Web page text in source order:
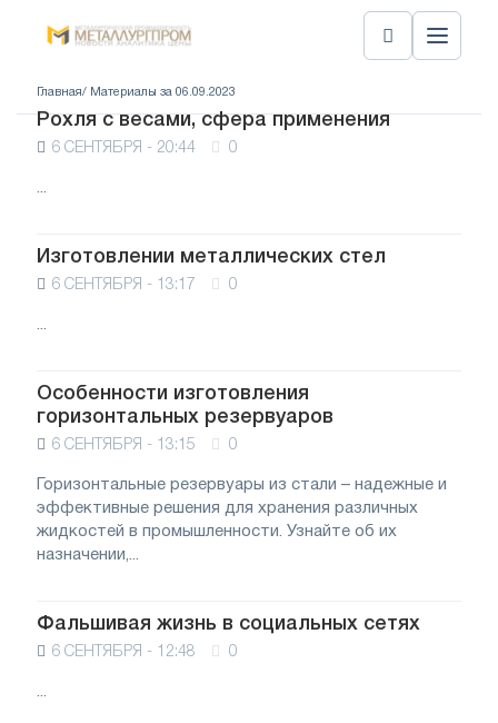
Главная/ Материалы за 06.09.2023
Рохля с весами, сфера применения
6 СЕНТЯБРЯ - 20:44 0
...
Изготовлении металлических стел
6 СЕНТЯБРЯ - 13:17 0
...
Особенности изготовления
горизонтальных резервуаров
6 СЕНТЯБРЯ - 13:15 0
Горизонтальные резервуары из стали – надежные и
эффективные решения для хранения различных
жидкостей в промышленности. Узнайте об их
назначении,...
Фальшивая жизнь в социальных сетях
6 СЕНТЯБРЯ - 12:48 0
...